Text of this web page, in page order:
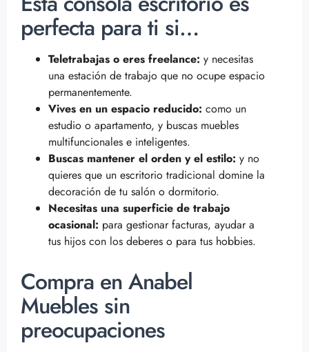
perfecta para ti si…
Teletrabajas o eres freelance: y necesitas
una estación de trabajo que no ocupe espacio
permanentemente.
Vives en un espacio reducido: como un
estudio o apartamento, y buscas muebles
multifuncionales e inteligentes.
Buscas mantener el orden y el estilo: y no
quieres que un escritorio tradicional domine la
decoración de tu salón o dormitorio.
Necesitas una superficie de trabajo
ocasional: para gestionar facturas, ayudar a
tus hijos con los deberes o para tus hobbies.
Compra en Anabel
Muebles sin
preocupaciones